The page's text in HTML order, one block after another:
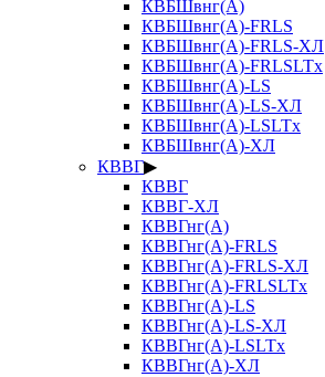
КВБШвнг(А)
КВБШвнг(А)-FRLS
КВБШвнг(А)-FRLS-ХЛ
КВБШвнг(А)-FRLSLTx
КВБШвнг(А)-LS
КВБШвнг(А)-LS-ХЛ
КВБШвнг(А)-LSLTx
КВБШвнг(А)-ХЛ
КВВГ▶
КВВГ
КВВГ-ХЛ
КВВГнг(А)
КВВГнг(А)-FRLS
КВВГнг(А)-FRLS-ХЛ
КВВГнг(А)-FRLSLTx
КВВГнг(А)-LS
КВВГнг(А)-LS-ХЛ
КВВГнг(А)-LSLTx
КВВГнг(А)-ХЛ